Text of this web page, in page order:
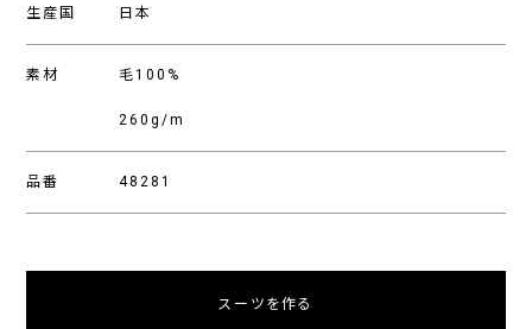
生産国 日本
素材 毛100%
260g/m
品番 48281
スーツを作る